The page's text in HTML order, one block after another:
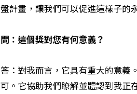
盤計畫，讓我們可以促進這樣子的
問：這個獎對您有何意義？
答：對我而言，它具有重大的意義
可。它協助我們瞭解並體認到我正